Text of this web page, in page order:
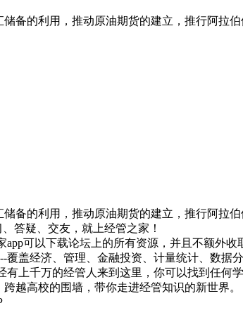
备的利用，推动原油期货的建立，推行阿拉
备的利用，推动原油期货的建立，推行阿拉
答疑、交友，就上经管之家！
可以下载论坛上的所有资源，并且不额外收
覆盖经济、管理、金融投资、计量统计、数据
有上千万的经管人来到这里，你可以找到任何
越高校的围墙，带你走进经管知识的新世界。